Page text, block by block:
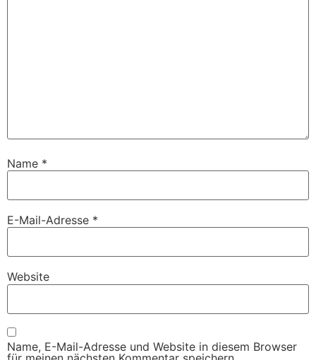
Name *
E-Mail-Adresse *
Website
Name, E-Mail-Adresse und Website in diesem Browser